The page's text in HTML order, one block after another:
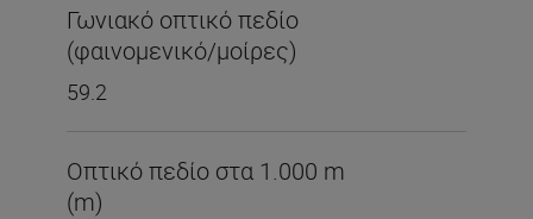
Γωνιακό οπτικό πεδίο
(φαινομενικό/μοίρες)
59.2
Οπτικό πεδίο στα 1.000 m
(m)